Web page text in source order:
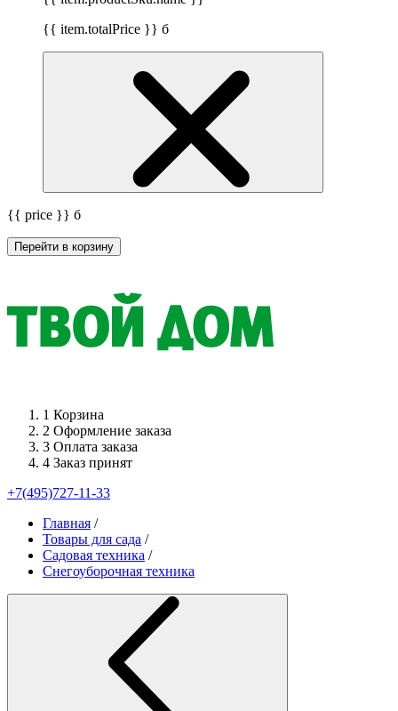
{{ item.totalPrice }} б
{{ price }} б
Перейти в корзину
1 Корзина
2 Оформление заказа
3 Оплата заказа
4 Заказ принят
+7(495)727-11-33
Главная /
Товары для сада /
Садовая техника /
Снегоуборочная техника